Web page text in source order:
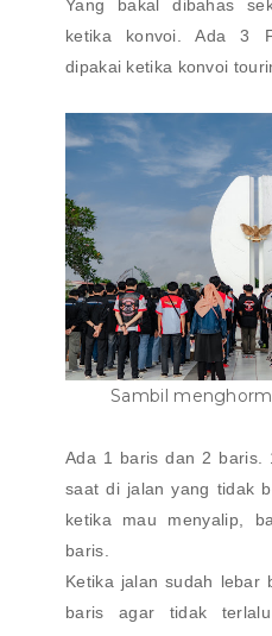
Yang bakal dibahas
ketika konvoi. Ada 3
dipakai ketika konvoi
Sambil
Ada 1 baris dan 2 baris.
saat di jalan yang tidak
ketika mau menyalip,
baris.
Ketika jalan sudah lebar
baris agar tidak